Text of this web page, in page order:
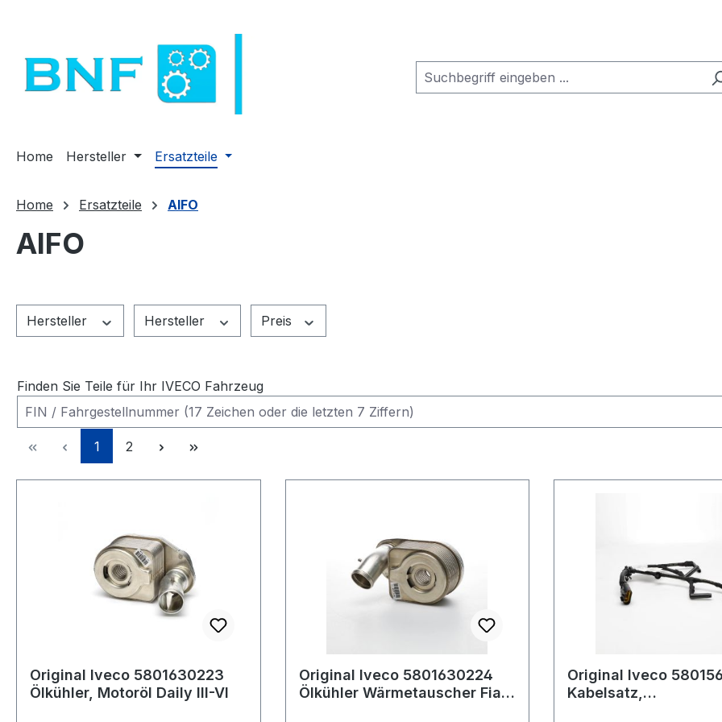
Home Hersteller Ersatzteile
Home Ersatzteile AIFO
AIFO
Hersteller Hersteller Preis
Finden Sie Teile für Ihr IVECO Fahrzeug
Seite
1 Seite
2
Original Iveco 5801630223
Ölkühler, Motoröl Daily III-VI
Original Iveco 5801630224
Ölkühler Wärmetauscher Fiat
Original Iveco
Kabelsatz,